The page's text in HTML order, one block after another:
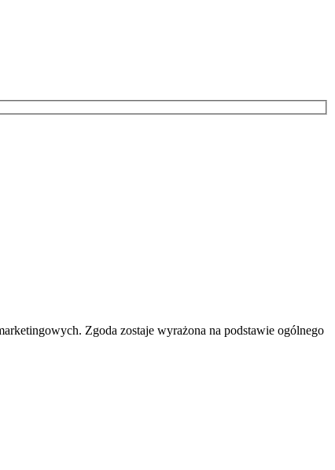
Zgoda zostaje wyrażona na podstawie ogólnego